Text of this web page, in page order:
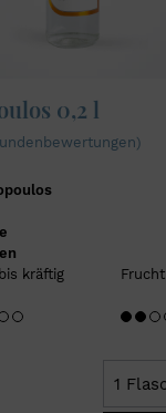
0,2 l
kräftig Frucht